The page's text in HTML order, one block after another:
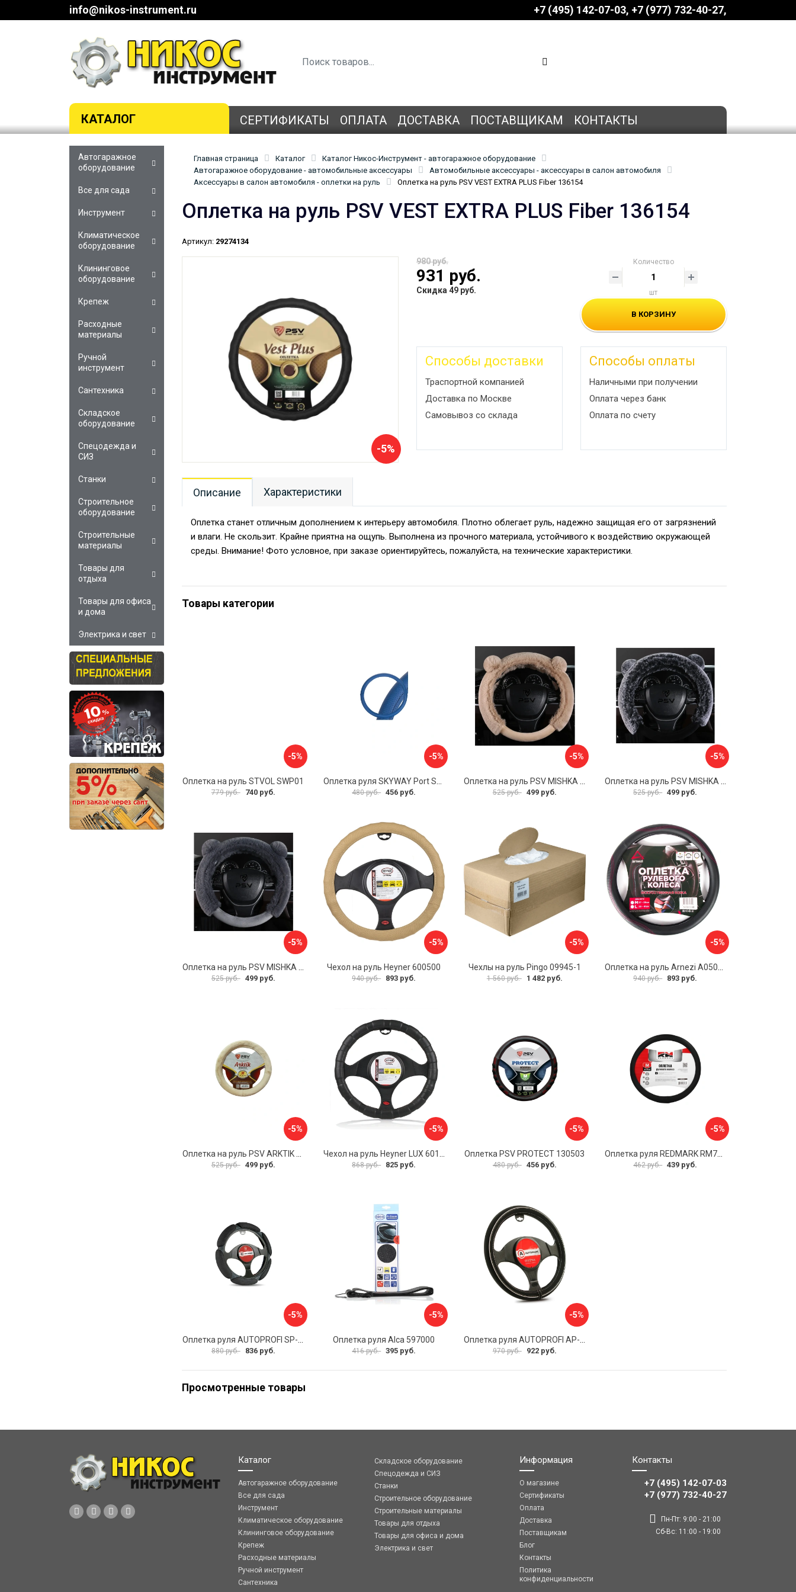
info@nikos-instrument.ru +7 (495) 142-07-03 ‎‎+7 (977) 732-40-27
КАТАЛОГ СЕРТИФИКАТЫ ОПЛАТА ДОСТАВКА ПОСТАВЩИКАМ КОНТАКТЫ
Главная страница Каталог
Каталог Никос-Инструмент - автогаражное оборудование
Автогаражное оборудование - автомобильные аксессуары
Автомобильные аксессуары - аксессуары в салон автомобиля
Аксессуары в салон автомобиля - оплетки на руль
Оплетка на руль PSV VEST EXTRA PLUS Fiber 136154
Оплетка на руль PSV VEST EXTRA PLUS Fiber 136154
Артикул: 29274134
-5%
980 руб.
931 руб.
Скидка 49 руб.
Количество
шт
В КОРЗИНУ
Способы доставки
Траспортной компанией
Доставка по Москве
Самовывоз со склада
Способы оплаты
Наличными при получении
Оплата через банк
Оплата по счету
Описание Характеристики
Оплетка станет отличным дополнением к интерьеру автомобиля. Плотно облегает руль, надежно защищая его от загрязнений
и влаги. Не скользит. Крайне приятна на ощупь. Выполнена из прочного материала, устойчивого к воздействию окружающей
среды. Внимание! Фото условное, при заказе ориентируйтесь, пожалуйста, на технические характеристики.
Товары категории
-5%
Оплетка на руль STVOL SWP01
779 руб. 740 руб.
-5%
480 руб. 456 руб.
-5%
525 руб. 499 руб.
-5%
525 руб. 499 руб.
-5%
Оплетка на руль PSV MISHKA Premium 136096
525 руб. 499 руб.
-5%
Чехол на руль Heyner 600500
940 руб. 893 руб.
-5%
Чехлы на руль Pingo 09945-1
1 560 руб. 1 482 руб.
-5%
Оплетка на руль Arnezi A0501040
940 руб. 893 руб.
-5%
525 руб. 499 руб.
-5%
868 руб. 825 руб.
-5%
Оплетка PSV PROTECT 130503
480 руб. 456 руб.
-5%
Оплетка руля REDMARK RM78002
462 руб. 439 руб.
-5%
880 руб. 836 руб.
-5%
Оплетка руля Alca 597000
416 руб. 395 руб.
-5%
970 руб. 922 руб.
Просмотренные товары
Автогаражное
оборудование
Все для сада
Инструмент
Климатическое
оборудование
Клининговое
оборудование
Крепеж
Расходные
материалы
Ручной
инструмент
Сантехника
Складское
оборудование
Спецодежда и
СИЗ
Станки
Строительное
оборудование
Строительные
материалы
Товары для
отдыха
Товары для офиса
и дома
Электрика и свет
Каталог
Автогаражное оборудование
Все для сада
Инструмент
Климатическое оборудование
Клининговое оборудование
Крепеж
Расходные материалы
Ручной инструмент
Сантехника
Складское оборудование
Спецодежда и СИЗ
Станки
Строительное оборудование
Строительные материалы
Товары для отдыха
Товары для офиса и дома
Электрика и свет
Информация
О магазине
Сертификаты
Оплата
Доставка
Поставщикам
Блог
Контакты
Политика
конфиденциальности
Контакты
+7 (495) 142-07-03
‎‎+7 (977) 732-40-27
Пн-Пт: 9:00 - 21:00
Сб-Вс: 11:00 - 19:00